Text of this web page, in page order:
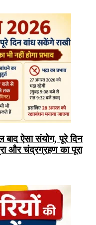
ऐसा संयोग, पूरे दिन
और चंद्रग्रहण का पूरा